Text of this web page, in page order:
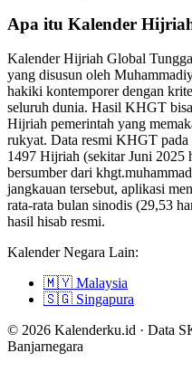
Apa itu Kalender
Kalender Hijriah Global
yang disusun oleh
hakiki kontemporer dengan
seluruh dunia. Hasil KHGT
Hijriah pemerintah yang
rukyat. Data resmi KHGT
1497 Hijriah (sekitar Juni 2025
bersumber dari
jangkauan tersebut, aplikasi
rata-rata bulan sinodis (29,53
hasil hisab resmi.
Kalender Negara Lain:
🇲🇾 Malaysia
🇸🇬 Singapura
© 2026 Kalenderku.id · Data
Banjarnegara